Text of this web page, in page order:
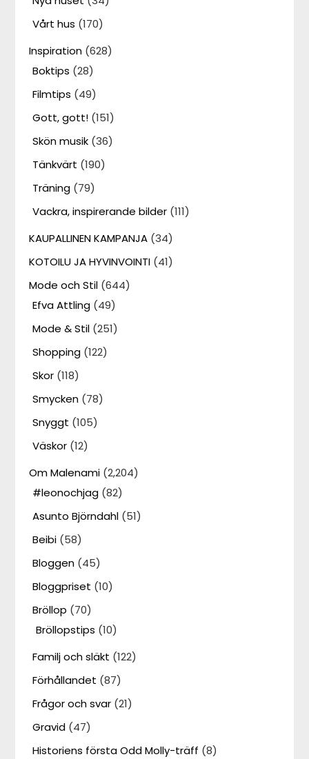
Vårt hus (170)
Inspiration (628)
Boktips (28)
Filmtips (49)
Gott, gott! (151)
Skön musik (36)
Tänkvärt (190)
Träning (79)
Vackra, inspirerande bilder (111)
KAUPALLINEN KAMPANJA (34)
KOTOILU JA HYVINVOINTI (41)
Mode och Stil (644)
Efva Attling (49)
Mode & Stil (251)
Shopping (122)
Skor (118)
Smycken (78)
Snyggt (105)
Väskor (12)
Om Malenami (2,204)
#leonochjag (82)
Asunto Björndahl (51)
Beibi (58)
Bloggen (45)
Bloggpriset (10)
Bröllop (70)
Bröllopstips (10)
Familj och släkt (122)
Förhållandet (87)
Frågor och svar (21)
Gravid (47)
Historiens första Odd Molly-träff (8)